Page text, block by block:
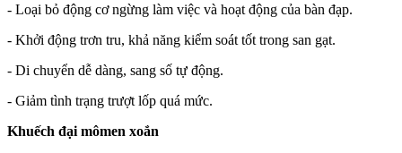
- Loại bỏ động cơ ngừng làm việc và hoạt động của bàn đạp.
- Khởi động trơn tru, khả năng kiểm soát tốt trong san gạt.
- Di chuyển dễ dàng, sang số tự động.
- Giảm tình trạng trượt lốp quá mức.
Khuếch đại mômen xoắn